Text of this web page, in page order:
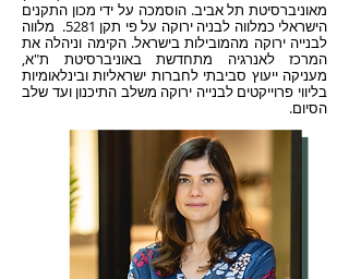
מאוניברסיטת תל אביב. הוסמכה על ידי מכון התקנים
הישראלי כמלווה לבניה ירוקה על פי תקן 5281. מלווה
לבנייה ירוקה מהמובילות בישראל. הקימה וניהלה את
המרכז לאנרגיה מתחדשת באוניברסיטת ת"א,
מעניקה ייעוץ סביבתי לחברות ישראליות ובינלאומיות
בליווי פרוייקטים לבנייה ירוקה משלב התיכנון ועד שלב
הסיום.